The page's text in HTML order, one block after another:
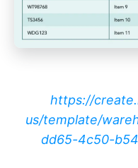
https://
us/template/
dd65-4c50-